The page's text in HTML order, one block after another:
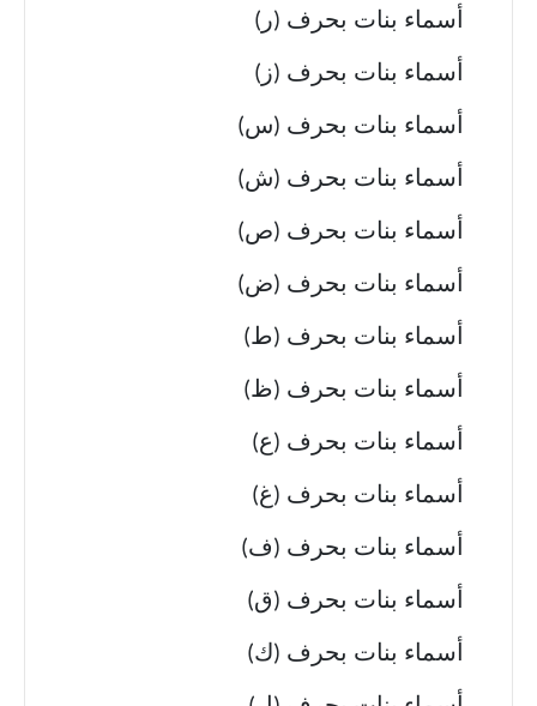
أسماء بنات بحرف (ر)
أسماء بنات بحرف (ز)
أسماء بنات بحرف (س)
أسماء بنات بحرف (ش)
أسماء بنات بحرف (ص)
أسماء بنات بحرف (ض)
أسماء بنات بحرف (ط)
أسماء بنات بحرف (ظ)
أسماء بنات بحرف (ع)
أسماء بنات بحرف (غ)
أسماء بنات بحرف (ف)
أسماء بنات بحرف (ق)
أسماء بنات بحرف (ك)